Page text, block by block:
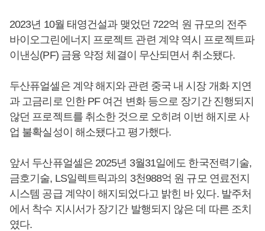
2023년 10월 태영건설과 맺었던 722억 원 규모의 전주
바이오그린에너지 프로젝트 관련 계약 역시 프로젝트파
이낸싱(PF) 금융 약정 체결이 무산되면서 취소됐다.
두산퓨얼셀은 계약 해지와 관련 중국 내 시장 개화 지연
과 고금리로 인한 PF 여건 변화 등으로 장기간 진행되지
않던 프로젝트를 취소한 것으로 오히려 이번 해지로 사
업 불확실성이 해소됐다고 평가했다.
앞서 두산퓨얼셀은 2025년 3월31일에도 한국전력기술,
금호기술, LS일렉트릭과의 3천988억 원 규모 연료전지
시스템 공급 계약이 해지되었다고 밝힌 바 있다. 발주처
에서 착수 지시서가 장기간 발행되지 않은 데 따른 조치
였다.